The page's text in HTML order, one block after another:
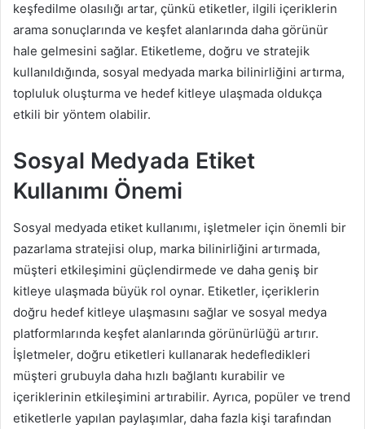
keşfedilme olasılığı artar, çünkü etiketler, ilgili içeriklerin
arama sonuçlarında ve keşfet alanlarında daha görünür
hale gelmesini sağlar. Etiketleme, doğru ve stratejik
kullanıldığında, sosyal medyada marka bilinirliğini artırma,
topluluk oluşturma ve hedef kitleye ulaşmada oldukça
etkili bir yöntem olabilir.
Sosyal Medyada Etiket
Kullanımı Önemi
Sosyal medyada etiket kullanımı, işletmeler için önemli bir
pazarlama stratejisi olup, marka bilinirliğini artırmada,
müşteri etkileşimini güçlendirmede ve daha geniş bir
kitleye ulaşmada büyük rol oynar. Etiketler, içeriklerin
doğru hedef kitleye ulaşmasını sağlar ve sosyal medya
platformlarında keşfet alanlarında görünürlüğü artırır.
İşletmeler, doğru etiketleri kullanarak hedefledikleri
müşteri grubuyla daha hızlı bağlantı kurabilir ve
içeriklerinin etkileşimini artırabilir. Ayrıca, popüler ve trend
etiketlerle yapılan paylaşımlar, daha fazla kişi tarafından